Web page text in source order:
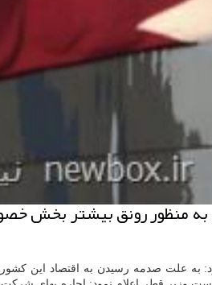
به منظور رونق بیشتر بخش
به علت صدمه رسیدن به اقتصاد